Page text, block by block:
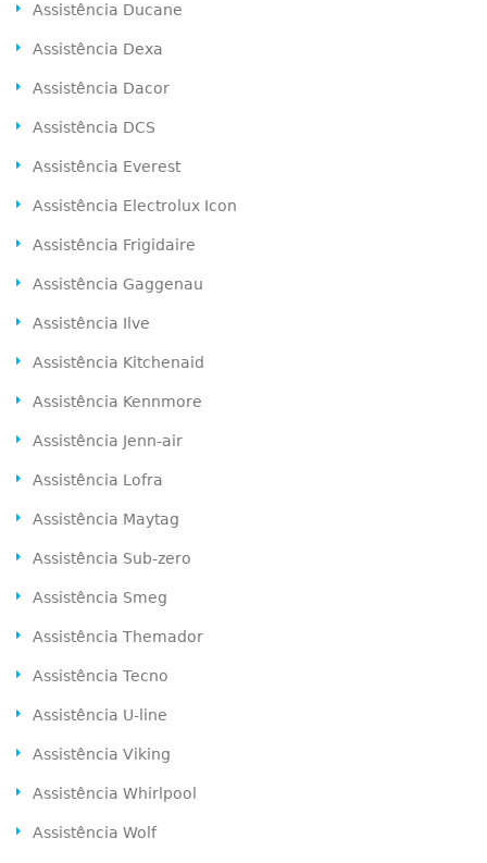
Assistência Ducane
Assistência Dexa
Assistência Dacor
Assistência DCS
Assistência Everest
Assistência Electrolux Icon
Assistência Frigidaire
Assistência Gaggenau
Assistência Ilve
Assistência Kitchenaid
Assistência Kennmore
Assistência Jenn-air
Assistência Lofra
Assistência Maytag
Assistência Sub-zero
Assistência Smeg
Assistência Themador
Assistência Tecno
Assistência U-line
Assistência Viking
Assistência Whirlpool
Assistência Wolf